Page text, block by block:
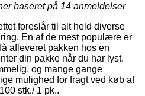
baseret på 14 anmeldelser
foreslår til alt held diverse
En af de mest populære er
afleveret pakken hos en
din pakke når du har lyst.
og mange gange
mulighed for fragt ved køb af
stk./ 1 pk..